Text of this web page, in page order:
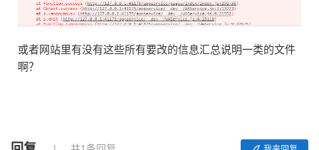
或者网站里有没有这些所有要改的信息汇总说明一类的文件
啊？